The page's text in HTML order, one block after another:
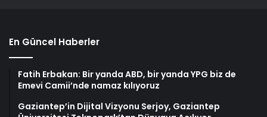
En Güncel Haberler
Fatih Erbakan: Bir yanda ABD, bir yanda YPG biz de
Emevi Camii’nde namaz kılıyoruz
Gaziantep’in Dijital Vizyonu Serjoy, Gaziantep